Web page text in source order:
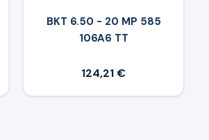
BKT 6.50 - 20 MP 585
106A6 TT
124,21 €